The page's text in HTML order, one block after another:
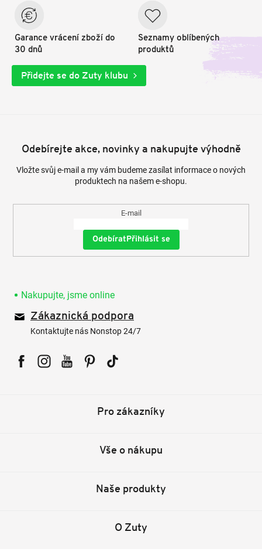
Garance vrácení zboží do
30 dnů
Seznamy oblíbených
produktů
Přidejte se do Zuty klubu
Odebírejte akce, novinky a nakupujte výhodně
Vložte svůj e-mail a my vám budeme zasílat informace o nových
produktech na našem e-shopu.
E-mail
Přihlásit se
Nakupujte, jsme online
Zákaznická podpora
Kontaktujte nás Nonstop 24/7
Pro zákazníky
Vše o nákupu
Naše produkty
O Zuty